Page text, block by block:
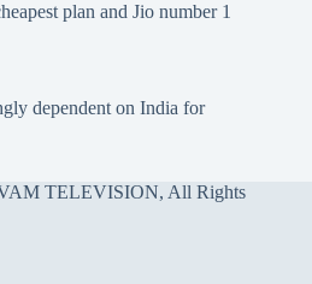
plan and Jio number 1
dependent on India for
TELEVISION, All Rights